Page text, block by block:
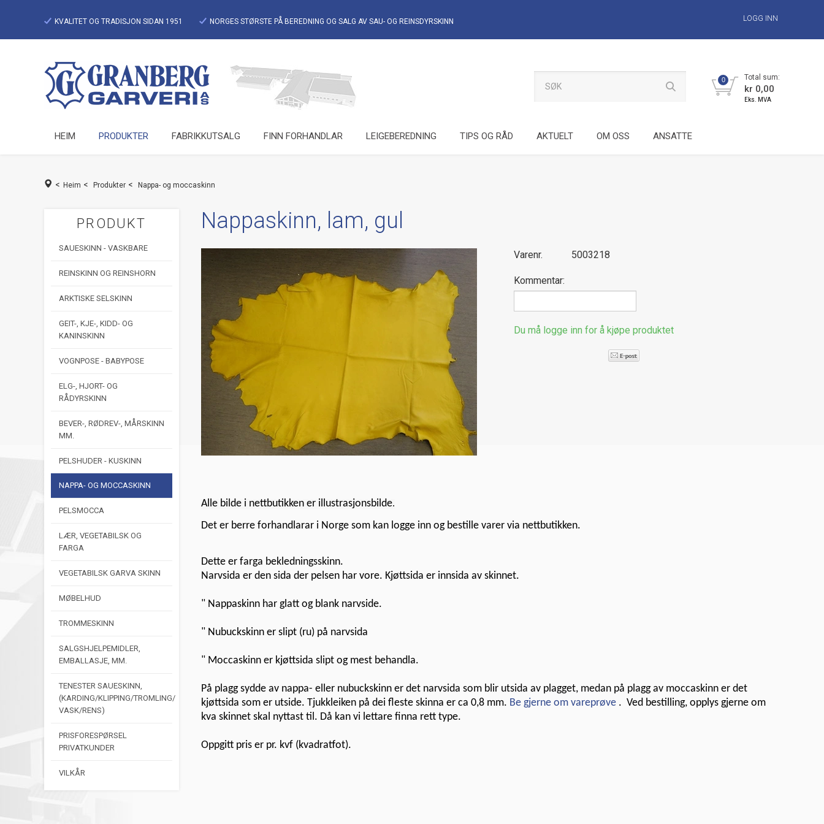
KVALITET OG TRADISJON SIDAN 1951 NORGES STØRSTE PÅ BEREDNING OG SALG AV SAU- OG REINSDYRSKINN LOGG INN
0 Total sum:
kr 0,00
Eks. MVA
HEIM PRODUKTER FABRIKKUTSALG FINN FORHANDLAR LEIGEBEREDNING TIPS OG RÅD AKTUELT OM OSS ANSATTE
< Heim < Produkter < Nappa- og moccaskinn
PRODUKT
SAUESKINN - VASKBARE
REINSKINN OG REINSHORN
ARKTISKE SELSKINN
GEIT-, KJE-, KIDD- OG
KANINSKINN
VOGNPOSE - BABYPOSE
ELG-, HJORT- OG
RÅDYRSKINN
BEVER-, RØDREV-, MÅRSKINN
MM.
PELSHUDER - KUSKINN
NAPPA- OG MOCCASKINN
PELSMOCCA
LÆR, VEGETABILSK OG
FARGA
VEGETABILSK GARVA SKINN
MØBELHUD
TROMMESKINN
SALGSHJELPEMIDLER,
EMBALLASJE, MM.
TENESTER SAUESKINN,
(KARDING/KLIPPING/TROMLING/
VASK/RENS)
PRISFORESPØRSEL
PRIVATKUNDER
VILKÅR
Nappaskinn, lam, gul
Varenr. 5003218
Kommentar:
Du må logge inn for å kjøpe produktet
Alle bilde i nettbutikken er illustrasjonsbilde.
Det er berre forhandlarar i Norge som kan logge inn og bestille varer via nettbutikken.
Dette er farga bekledningsskinn.
Narvsida er den sida der pelsen har vore. Kjøttsida er innsida av skinnet.
" Nappaskinn har glatt og blank narvside.
" Nubuckskinn er slipt (ru) på narvsida
" Moccaskinn er kjøttsida slipt og mest behandla.
På plagg sydde av nappa- eller nubuckskinn er det narvsida som blir utsida av plagget, medan på plagg av moccaskinn er det
kjøttsida som er utside. Tjukkleiken på dei fleste skinna er ca 0,8 mm. Be gjerne om vareprøve . Ved bestilling, opplys gjerne om
kva skinnet skal nyttast til. Då kan vi lettare finna rett type.
Oppgitt pris er pr. kvf (kvadratfot).